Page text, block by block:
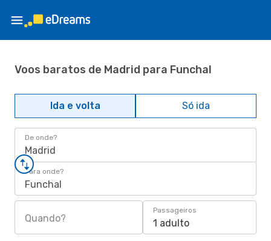
Voos baratos de Madrid para Funchal
Ida e volta Só ida
De onde?
Madrid
Para onde?
Funchal
Quando?
Passageiros
1 adulto